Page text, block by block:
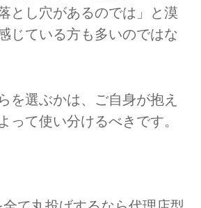
とし穴があるのでは」と漠
じている方も多いのではな
を選ぶかは、ご自身が抱え
って使い分けるべきです。